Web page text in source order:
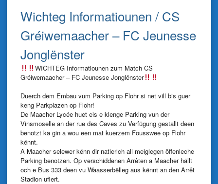
Wichteg Informatiounen / CS
Gréiwemaacher – FC Jeunesse
Jonglënster
WICHTEG Informatiounen zum Match CS
Gréiwemaacher – FC Jeunesse Jonglënster
Duerch dem Embau vum Parking op Flohr si net vill bis guer
keng Parkplazen op Flohr!
De Maacher Lycée huet eis e klenge Parking vun der
Vinsmoselle an der rue des Caves zu Verfügung gestallt deen
benotzt ka gin a wou een mat kuerzem Fousswee op Flohr
kënnt.
A Maacher selewer kënn dir natierlch all meiglegen öffenleche
Parking benotzen. Op verschiddenen Arrêten a Maacher hällt
och e Bus 333 deen vu Waasserbëlleg aus kënnt an den Arrêt
Stadion ufiert.